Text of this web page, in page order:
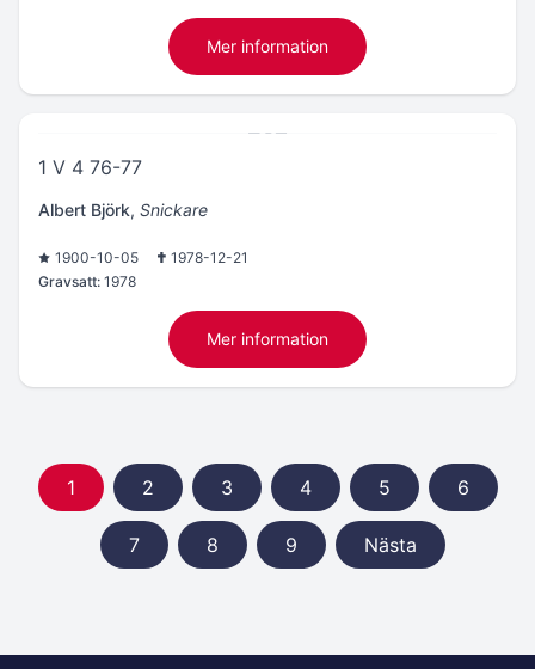
Mer information
1 V 4 76-77
Albert Björk, Snickare
1900-10-05
1978-12-21
Gravsatt: 1978
Mer information
1 2 3 4 5 6
7 8 9 Nästa